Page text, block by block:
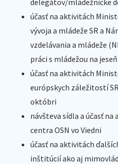
delegátov/mládežnícke
účasť na aktivitách
vývoja a mládeže SR a
vzdelávania a mládeže
práci s mládežou na jeseň
účasť na aktivitách
európskych záležitostí
októbri
návšteva sídla a účasť
centra OSN vo Viedni
účasť na aktivitách
inštitúcií ako aj